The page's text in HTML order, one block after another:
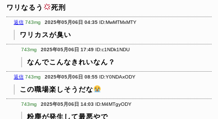
ワリなるう 死刑
返信 743mg 2025年05月06日 04:35 ID:MwMTMxMTY
ワリカスが臭い
743mg 2025年05月06日 17:49 ID:c1NDk1NDU
なんでこんなきれいなん？
返信 743mg 2025年05月06日 08:55 ID:Y0NDAxODY
この職場楽しそうだな
743mg 2025年05月06日 14:03 ID:M4MTgyODY
粉塵が発生して最悪やで